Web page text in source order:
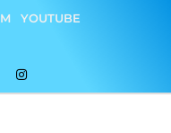
YOUTUBE